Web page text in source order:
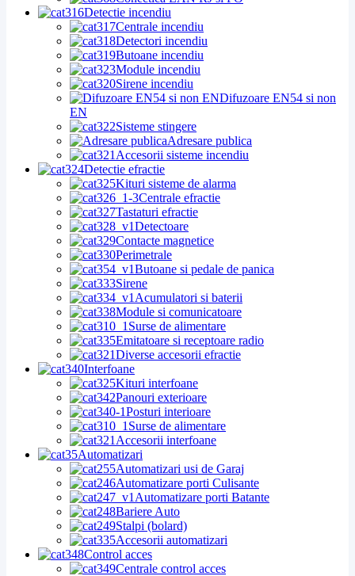
Detectie incendiu
Centrale incendiu
Detectori incendiu
Butoane incendiu
Module incendiu
Sirene incendiu
Difuzoare EN54 si non
EN
Sisteme stingere
Adresare publica
Accesorii sisteme incendiu
Detectie efractie
Kituri sisteme de alarma
Centrale efractie
Tastaturi efractie
Detectoare
Contacte magnetice
Perimetrale
Butoane si pedale de panica
Sirene
Acumulatori si baterii
Module si comunicatoare
Surse de alimentare
Emitatoare si receptoare radio
Diverse accesorii efractie
Interfoane
Kituri interfoane
Panouri exterioare
Posturi interioare
Surse de alimentare
Accesorii interfoane
Automatizari
Automatizari usi de Garaj
Automatizare porti Culisante
Automatizare porti Batante
Bariere Auto
Stalpi (bolard)
Accesorii automatizari
Control acces
Centrale control acces